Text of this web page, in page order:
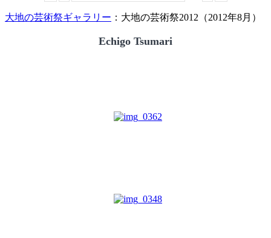
大地の芸術祭ギャラリー ：大地の芸術祭2012（2012年8月）
Echigo Tsumari